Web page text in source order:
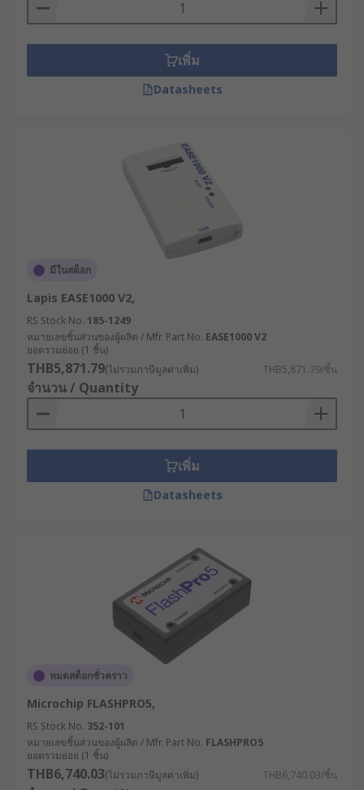
ทดสอบโปรแกรมในระบบอัตโนมัติ เช่น หุ่นยนต์
หรือเครื่องจักรที่ใช้ไมโครคอนโทรลเลอร์
วิธีเลือกซื้ออีมูเลเตอร์ในวงจร
และ Debug Probe ราคาคุ้มค่า
การเลือกโพรบดีบักและแผง In-Circuit อีมูเลเตอร์ที่
เหมาะสมกับการใช้งานนั้น มีความสำคัญในการเพิ่ม
ประสิทธิภาพในการทดสอบและลดเวลาในการดีบัก
โดยพิจารณาได้จากปัจจัยเหล่านี้
เลือกเครื่องมือที่รองรับการเชื่อมต่อกับไมโคร
USB
คำนึงถึงฟังก์ชันที่ต้องการ เช่น การตั้ง
Breakpoints, การตรวจสอบตัวแปร หรือการ
จำลองระบบจริง (Emulation)
ตรวจสอบว่าเครื่องมือที่เลือกใช้งานสามารถใช้
งานร่วมกับซอฟต์แวร์ที่ต้องการพัฒนาได้หรือไม่
Circuit Emulator ทั้งด้านราคา ฟีเจอร์ที่รองรับ
การทดสอบ และโปรแกรมต่าง ๆ เพื่อหาผู้
จำหน่ายแผงดีบักเกอร์ Probe Debug และไมโคร
ซื้อ In-Circuit ดีบักเกอร์และทุก
อุปกรณ์ในราคาย่อมเยาที่ RS
สำหรับผู้ที่ต้องการซื้อโพรบดีบัก อีมูเลเตอร์ในวงจร In-
Circuit ดีบักเกอร์ หรืออุปกรณ์อื่น ๆ ที่เกี่ยวข้อง RS
รวบรวมผลิตภัณฑ์คุณภาพจากแบรนด์ชั้นนำ เช่น
Microchip, Texas Instruments, และ Segger มาให้
เลือกซื้ออย่างครบถ้วนในราคาคุ้มค่า ใช้งานได้อย่าง
มั่นใจด้วยมาตรฐานระดับสากล ค้นหาเครื่องมือที่
เหมาะสมกับรูปแบบการใช้งานของคุณและสั่งซื้อได้
สะดวกตลอด 24 ชั่วโมง พร้อมบริการจัดส่งทั่วประเทศ
หรือรับคำปรึกษาจากเจ้าหน้าที่ผู้เชี่ยวชาญของเราได้
เพิ่ม
Datasheets
มีในสต็อก
Lapis EASE1000 V2,
RS Stock No. 185-1249
หมายเลขชิ้นส่วนของผู้ผลิต / Mfr. Part No. EASE1000 V2
ยอดรวมย่อย (1 ชิ้น)
THB5,871.79(ไม่รวมภาษีมูลค่าเพิ่ม) THB5,871.79/ชิ้น
จำนวน / Quantity
เพิ่ม
Datasheets
หมดสต็อกชั่วคราว
Microchip FLASHPRO5,
RS Stock No. 352-101
หมายเลขชิ้นส่วนของผู้ผลิต / Mfr. Part No. FLASHPRO5
ยอดรวมย่อย (1 ชิ้น)
THB6,740.03(ไม่รวมภาษีมูลค่าเพิ่ม) THB6,740.03/ชิ้น